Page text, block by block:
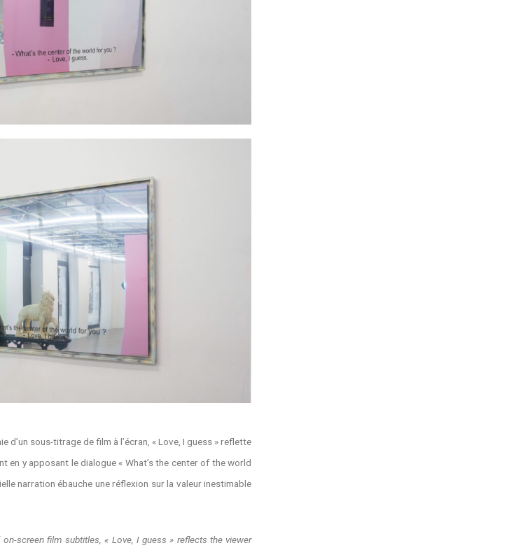
d’un sous-titrage de film à l’écran, « Love, I guess » reflette
en y apposant le dialogue « What’s the center of the world
narration ébauche une réflexion sur la valeur inestimable
screen film subtitles, « Love, I guess » reflects the viewer